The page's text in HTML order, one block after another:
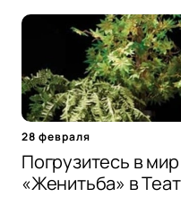
28 февраля
Погрузитесь в
«Женитьба» в